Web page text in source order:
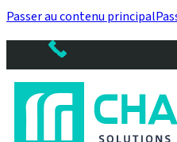
Passer au contenu principal